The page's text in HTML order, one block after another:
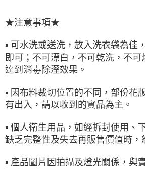
★注意事項★
▪ 可水洗或送洗，放入洗衣袋為佳
即可；不可漂白，不可乾洗，不
達到消毒除溼效果。
▪ 因布料裁切位置的不同，部份花
有出入，請以收到的實品為主。
▪ 個人衛生用品，如經拆封使用、
缺乏完整性及失去再販售價值時，
▪ 產品圖片因拍攝及燈光關係，與